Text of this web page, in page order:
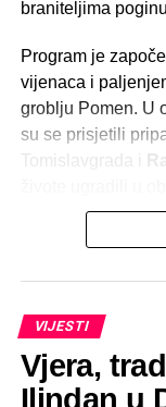
braniteljima
Program je
vijenaca i
groblju Pomen. U
su se prisjetili
Tomislavgrada i
Nakon službenog
predvodio jefra
propovijedi
hrvatskih
molitvu i trajno
VIJESTI
Vjera,
Ilindan u